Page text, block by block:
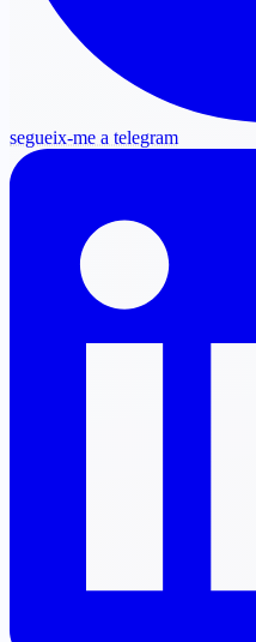
segueix-me a telegram